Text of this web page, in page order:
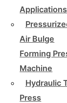
Applications
Air Bulge
Forming
Machine
Hydraulic
Press